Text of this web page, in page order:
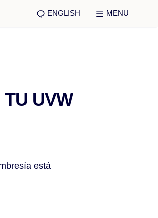
ENGLISH MENU
TU UVW
está